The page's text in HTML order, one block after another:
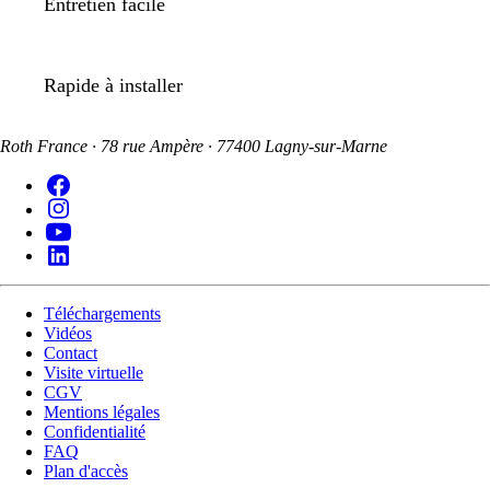
Rapide à installer
Roth France · 78 rue Ampère · 77400 Lagny-sur-Marne
Téléchargements
Vidéos
Contact
Visite virtuelle
CGV
Mentions légales
Confidentialité
FAQ
Plan d'accès